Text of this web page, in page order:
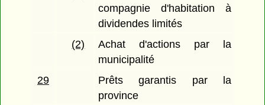
compagnie d'habitation à
dividendes limités
(2)
Achat d'actions par la
municipalité
29
Prêts garantis par la
province